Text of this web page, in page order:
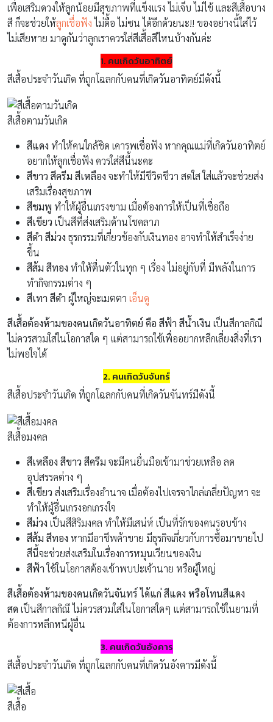
เพื่อเสริมดวงให้ลูกน้อยมีสุขภาพที่แข็งแรง ไม่เจ็บ ไม่ไข้ และสีเสื้อบาง
สี ก็จะช่วยให้ลูกเชื่อฟังไม่ดื้อ ไม่ซน ได้อีกด้วยนะ!! ของอย่างนี้ใส่ไว้
ไม่เสียหาย มาดูกันว่าลูกเราควรใส่สีเสื้อสีไหนบ้างกันค่ะ
1. คนเกิดวันอาทิตย์
สีเสื้อประจำวันเกิด ที่ถูกโฉลกกับคนที่เกิดวันอาทิตย์มีดังนี้
สีเสื้อตามวันเกิด
สีแดง ทำให้คนใกล้ชิด เคารพเชื่อฟัง หากคุณแม่ที่เกิดวันอาทิตย์
อยากให้ลูกเชื่อฟัง ควรใส่สีนี้นะคะ
สีขาว สีครีม สีเหลือง จะทำให้มีชีวิตชีวา สดใส ใส่แล้วจะช่วยส่ง
เสริมเรื่องสุขภาพ
สีชมพู ทำให้ผู้อื่นเกรงขาม เมื่อต้องการให้เป็นที่เชื่อถือ
สีเขียว เป็นสีที่ส่งเสริมด้านโชคลาภ
สีดำ สีม่วง ธุรกรรมที่เกี่ยวข้องกับเงินทอง อาจทำให้สำเร็จง่าย
ขึ้น
สีส้ม สีทอง ทำให้ตื่นตัวในทุก ๆ เรื่อง ไม่อยู่กับที่ มีพลังในการ
ทำกิจกรรมต่าง ๆ
สีเทา สีดำ ผู้ใหญ่จะเมตตา เอ็นดู
สีเสื้อต้องห้ามของคนเกิดวันอาทิตย์ คือ สีฟ้า สีน้ำเงิน เป็นสีกาลกิณี
ไม่ควรสวมใส่ในโอกาสใด ๆ แต่สามารถใช้เพื่ออยากหลีกเลี่ยงสิ่งที่เรา
ไม่พอใจได้
2. คนเกิดวันจันทร์
สีเสื้อประจำวันเกิด ที่ถูกโฉลกกับคนที่เกิดวันจันทร์มีดังนี้
สีเสื้อมงคล
สีเหลือง สีขาว สีครีม จะมีคนยื่นมือเข้ามาช่วยเหลือ ลด
อุปสรรคต่าง ๆ
สีเขียว ส่งเสริมเรื่องอำนาจ เมื่อต้องไปเจรจาไกล่เกลี่ยปัญหา จะ
ทำให้ผู้อื่นเกรงอกเกรงใจ
สีม่วง เป็นสีสิริมงคล ทำให้มีเสน่ห์ เป็นที่รักของคนรอบข้าง
สีส้ม สีทอง หากมีอาชีพค้าขาย มีธุรกิจเกี่ยวกับการซื้อมาขายไป
สีนี้จะช่วยส่งเสริมในเรื่องการหมุนเวียนของเงิน
สีฟ้าใช้ในโอกาสต้องเข้าพบปะเจ้านาย หรือผู้ใหญ่
สีเสื้อต้องห้ามของคนเกิดวันจันทร์ ได้แก่ สีแดง หรือโทนสีแดง
สด เป็นสีกาลกิณี ไม่ควรสวมใส่ในโอกาสใดๆ แต่สามารถใช้ในยามที่
ต้องการหลีกหนีผู้อื่น
3. คนเกิดวันอังคาร
สีเสื้อประจำวันเกิด ที่ถูกโฉลกกับคนที่เกิดวันอังคารมีดังนี้
สีเสื้อ